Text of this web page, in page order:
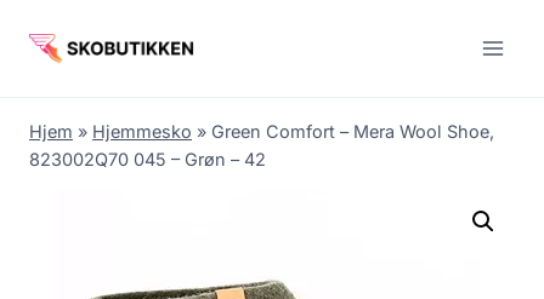
Hjem » Hjemmesko » Green Comfort – Mera Wool Shoe,
823002Q70 045 – Grøn – 42